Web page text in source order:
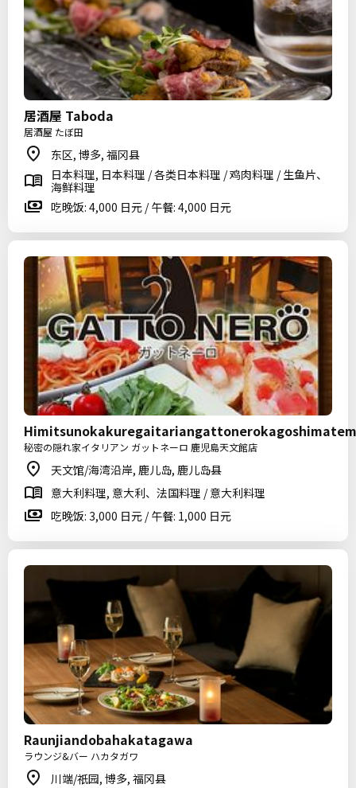
居酒屋 Taboda
居酒屋 たぼ田
东区, 博多, 福冈县
日本料理, 日本料理 / 各类日本料理 / 鸡肉料理 / 生鱼片、
海鲜料理
吃晚饭: 4,000 日元 / 午餐: 4,000 日元
秘密の隠れ家イタリアン ガットネーロ 鹿児島天文館店
天文馆/海湾沿岸, 鹿儿岛, 鹿儿岛县
意大利料理, 意大利、法国料理 / 意大利料理
吃晚饭: 3,000 日元 / 午餐: 1,000 日元
Raunjiandobahakatagawa
ラウンジ&バー ハカタガワ
川端/祇园, 博多, 福冈县